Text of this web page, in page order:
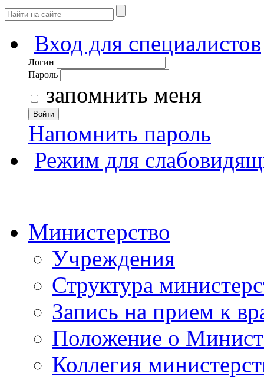
Вход для специалистов
Логин
Пароль
запомнить меня
Войти
Напомнить пароль
Режим для
Министерство
Учреждения
Структура
Запись на прием к
Положение о
Коллегия